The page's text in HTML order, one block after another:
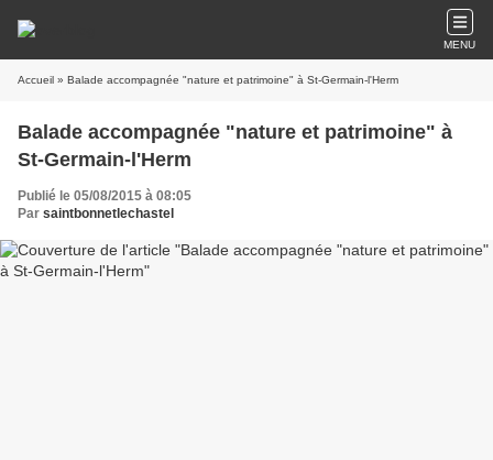
MENU
Accueil » Balade accompagnée "nature et patrimoine" à St-Germain-l'Herm
Balade accompagnée "nature et patrimoine" à
St-Germain-l'Herm
Publié le 05/08/2015 à 08:05
Par saintbonnetlechastel